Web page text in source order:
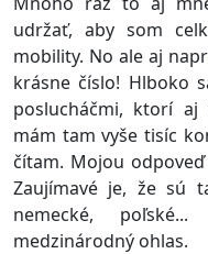
udržať, aby som
mobility. No ale aj
krásne číslo! Hlboko
poslucháčmi, ktorí
mám tam vyše tisíc
čítam. Mojou
Zaujímavé je, že sú
nemecké,
medzinárodný ohlas.